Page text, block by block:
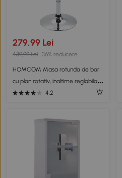
279,99 Lei
439,99 Lei 36% reducere
HOMCOM Masa rotunda de bar
cu plan rotativ, inaltime reglabila,
baza otel
4.2